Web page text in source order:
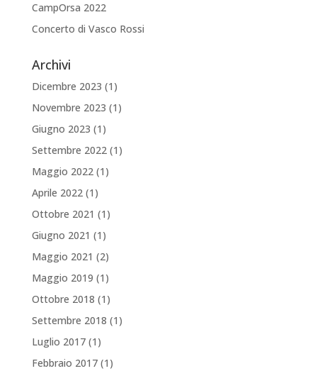
CampOrsa 2022
Concerto di Vasco Rossi
Archivi
Dicembre 2023 (1)
Novembre 2023 (1)
Giugno 2023 (1)
Settembre 2022(1)
Maggio 2022(1)
Aprile 2022(1)
Ottobre 2021 (1)
Giugno 2021 (1)
Maggio 2021 (2)
Maggio 2019 (1)
Ottobre 2018 (1)
Settembre 2018 (1)
Luglio 2017(1)
Febbraio 2017(1)